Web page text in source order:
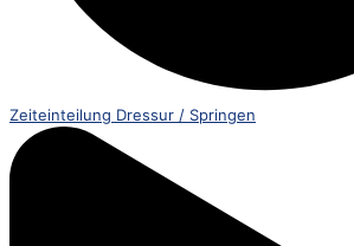
Zeiteinteilung Dressur / Springen